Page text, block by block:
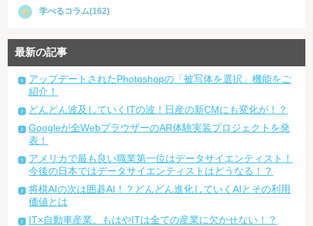
学べるコラム(162)
最新の記事
アップデートされたPhotoshopの「被写体を選択」機能をご
紹介！
どんどん波及していくITの波！日産の新CMにも変化が！？
Googleが全WebブラウザーのAR体験実装プロジェクトを発
表！
アメリカで最も良い職業第一位はデータサイエンティスト！
今後の日本ではデータサイエンティストはどうなる！？
将棋AIの次は囲碁AI！？どんどん進化していくAIとその利用
価値とは
IT×自動車産業。もはやITは全ての産業に欠かせない！？